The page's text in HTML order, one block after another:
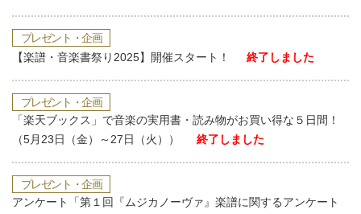
プレゼント・企画
【楽譜・音楽書祭り2025】開催スタート！
終了しました
プレゼント・企画
「楽天ブックス」で音楽の実用書・読み物がお買い得な５日間！
（5月23日（金）～27日（火））
終了しました
プレゼント・企画
アンケート「第１回『ムジカノーヴァ』楽譜に関するアンケート